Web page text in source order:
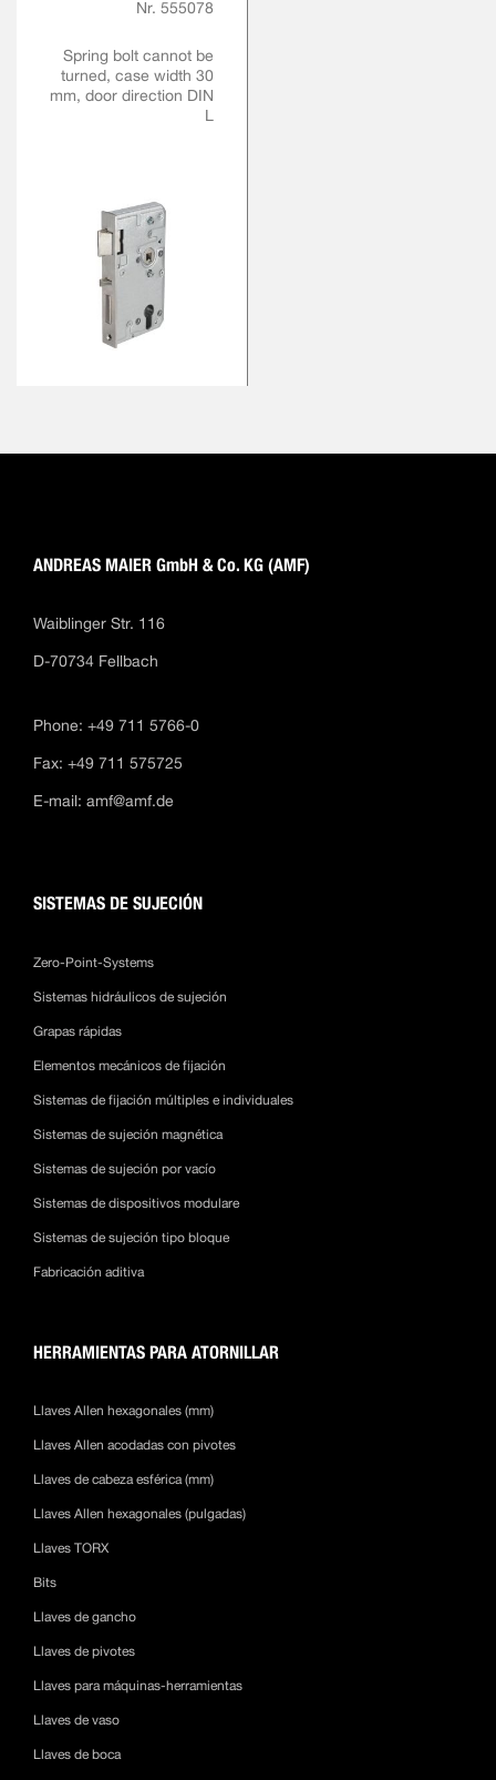
Nr. 555078
Spring bolt cannot be
turned, case width 30
mm, door direction DIN
L
ANDREAS MAIER GmbH & Co. KG (AMF)
Waiblinger Str. 116
D-70734 Fellbach
Phone: +49 711 5766-0
Fax: +49 711 575725
E-mail: amf@amf.de
SISTEMAS DE SUJECIÓN
Zero-Point-Systems
Sistemas hidráulicos de sujeción
Grapas rápidas
Elementos mecánicos de fijación
Sistemas de fijación múltiples e individuales
Sistemas de sujeción magnética
Sistemas de sujeción por vacío
Sistemas de dispositivos modulare
Sistemas de sujeción tipo bloque
Fabricación aditiva
HERRAMIENTAS PARA ATORNILLAR
Llaves Allen hexagonales (mm)
Llaves Allen acodadas con pivotes
Llaves de cabeza esférica (mm)
Llaves Allen hexagonales (pulgadas)
Llaves TORX
Bits
Llaves de gancho
Llaves de pivotes
Llaves para máquinas-herramientas
Llaves de vaso
Llaves de boca